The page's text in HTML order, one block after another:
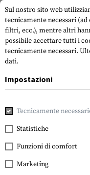
Elcan
SpecterDR
5.56
Sul nostro sito web
tecnicamente necessari
filtri, ecc.), mentre altri
possibile accettare tutti i
tecnicamente necessari.
dati.
Impostazioni
Tecnicamente
Statistiche
Funzioni di comfort
Marketing